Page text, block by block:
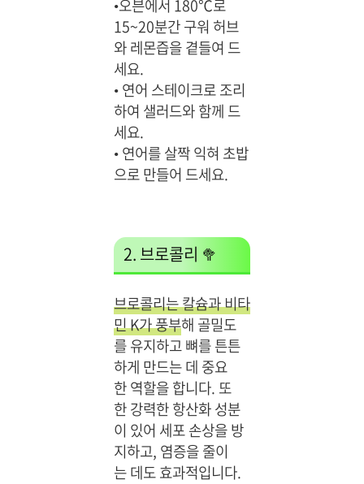
•오븐에서 180℃로
15~20분간 구워 허브
와 레몬즙을 곁들여 드
세요.
•연어 스테이크로 조리
하여 샐러드와 함께 드
세요.
•연어를 살짝 익혀 초밥
으로 만들어 드세요.
2. 브로콜리 🥦
브로콜리는 칼슘과 비타
민 K가 풍부해 골밀도
를 유지하고 뼈를 튼튼
하게 만드는 데 중요
한 역할을 합니다. 또
한 강력한 항산화 성분
이 있어 세포 손상을 방
지하고, 염증을 줄이
는 데도 효과적입니다.